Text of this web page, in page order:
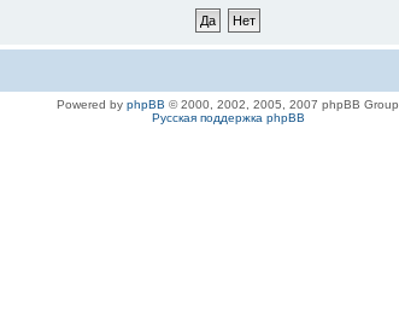
Powered by phpBB © 2000, 2002, 2005, 2007 phpBB Group
Русская поддержка phpBB